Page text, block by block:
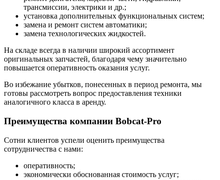
трансмиссии, электрики и др.;
установка дополнительных функциональных систем;
замена и ремонт систем автоматики;
замена технологических жидкостей.
На складе всегда в наличии широкий ассортимент
оригинальных запчастей, благодаря чему значительно
повышается оперативность оказания услуг.
Во избежание убытков, понесенных в период ремонта, мы
готовы рассмотреть вопрос предоставления техники
аналогичного класса в аренду.
Преимущества компании Bobcat-Pro
Сотни клиентов успели оценить преимущества
сотрудничества с нами:
оперативность;
экономически обоснованная стоимость услуг;